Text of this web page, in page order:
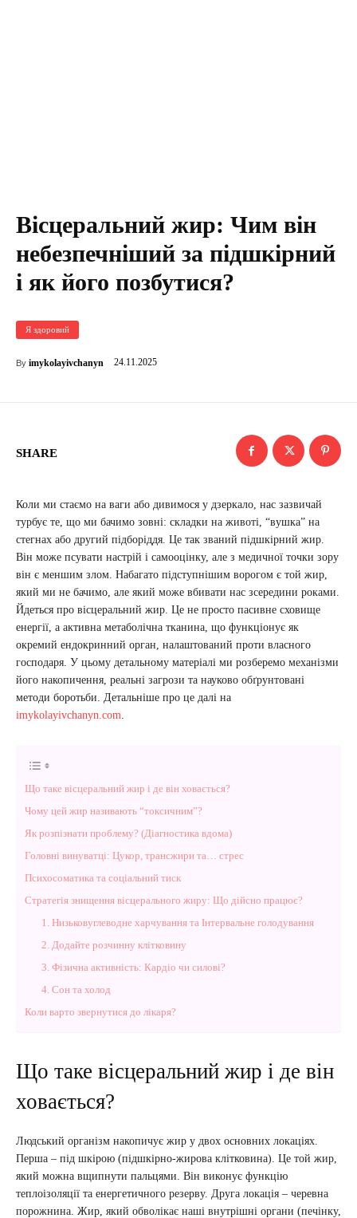
Вісцеральний жир: Чим він
небезпечніший за підшкірний
і як його позбутися?
Я здоровий
By imykolayivchanyn 24.11.2025
SHARE
Коли ми стаємо на ваги або дивимося у дзеркало, нас зазвичай
турбує те, що ми бачимо зовні: складки на животі, “вушка” на
стегнах або другий підборіддя. Це так званий підшкірний жир.
Він може псувати настрій і самооцінку, але з медичної точки зору
він є меншим злом. Набагато підступнішим ворогом є той жир,
який ми не бачимо, але який може вбивати нас зсередини роками.
Йдеться про вісцеральний жир. Це не просто пасивне сховище
енергії, а активна метаболічна тканина, що функціонує як
окремий ендокринний орган, налаштований проти власного
господаря. У цьому детальному матеріалі ми розберемо механізми
його накопичення, реальні загрози та науково обґрунтовані
методи боротьби. Детальніше про це далі на
imykolayivchanyn.com
Що таке вісцеральний жир і де він ховається?
Чому цей жир називають “токсичним”?
Як розпізнати проблему? (Діагностика вдома)
Головні винуватці: Цукор, трансжири та… стрес
Психосоматика та соціальний тиск
Стратегія знищення вісцерального жиру: Що дійсно працює?
1. Низьковуглеводне харчування та Інтервальне голодування
2. Додайте розчинну клітковину
3. Фізична активність: Кардіо чи силові?
4. Сон та холод
Коли варто звернутися до лікаря?
Що таке вісцеральний жир і де він
ховається?
Людський організм накопичує жир у двох основних локаціях.
Перша – під шкірою (підшкірно-жирова клітковина). Це той жир,
який можна вщипнути пальцями. Він виконує функцію
теплоізоляції та енергетичного резерву. Друга локація – черевна
порожнина. Жир, який обволікає наші внутрішні органи (печінку,